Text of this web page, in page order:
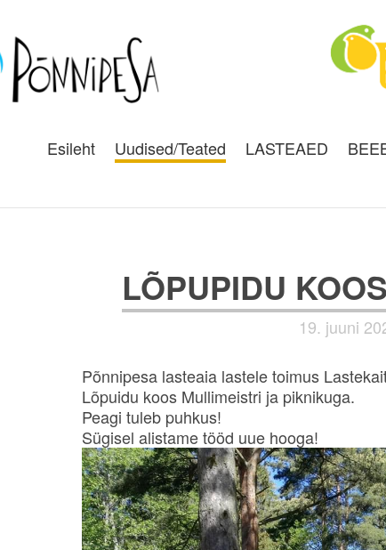
Esileht Uudised/Teated LASTEAED
LÕPUPIDU
19. juuni
Põnnipesa lasteaia lastele toimus
Lõpuidu koos Mullimeistri ja piknikuga.
Peagi tuleb puhkus!
Sügisel alistame tööd uue hooga!